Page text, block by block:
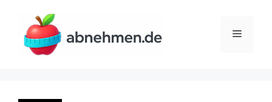
springen
Menü